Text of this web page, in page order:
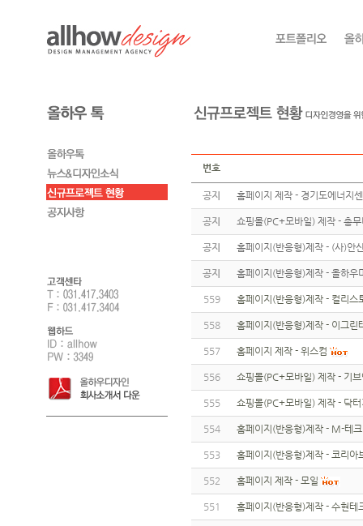
번호
공지 홈페이지 제작 - 경기도에너지
공지 쇼핑몰(PC+모바일) 제작 - 총
공지 홈페이지(반응형)제작 - (사)안
공지 홈페이지(반응형)제작 - 올하우
559 홈페이지(반응형)제작 - 컬리스
558 홈페이지(반응형)제작 - 이그린
557 홈페이지 제작 - 위스컴
556 쇼핑몰(PC+모바일) 제작 - 기
555 쇼핑몰(PC+모바일) 제작 - 닥
554 홈페이지(반응형)제작 - M-테크
553 홈페이지(반응형)제작 - 코리아
552 홈페이지 제작 - 모일
551 홈페이지(반응형)제작 - 수현테